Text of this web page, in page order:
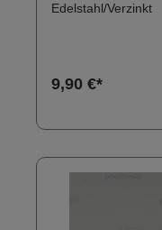
Edelstahl/Verzinkt
9,90 €*